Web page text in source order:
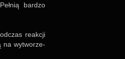
bar­dzo
reak­cji
na wytwo­rze­